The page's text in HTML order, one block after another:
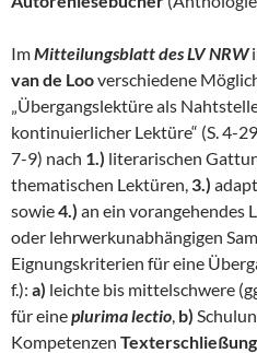
ImMitteilungsblatt des LV NRW
van de Looverschiedene
„Übergangslektüre als
kontinuierlicher Lektüre“ (S. 4-
7-9) nach 1.) literarischen
thematischen Lektüren, 3.)
sowie4.) an ein vorangehendes
oder lehrwerkunabhängigen
Eignungskriterien für eine
f.): a) leichte bis mittelschwere
für eineplurima lectio, b)
Kompetenzen Texterschließung